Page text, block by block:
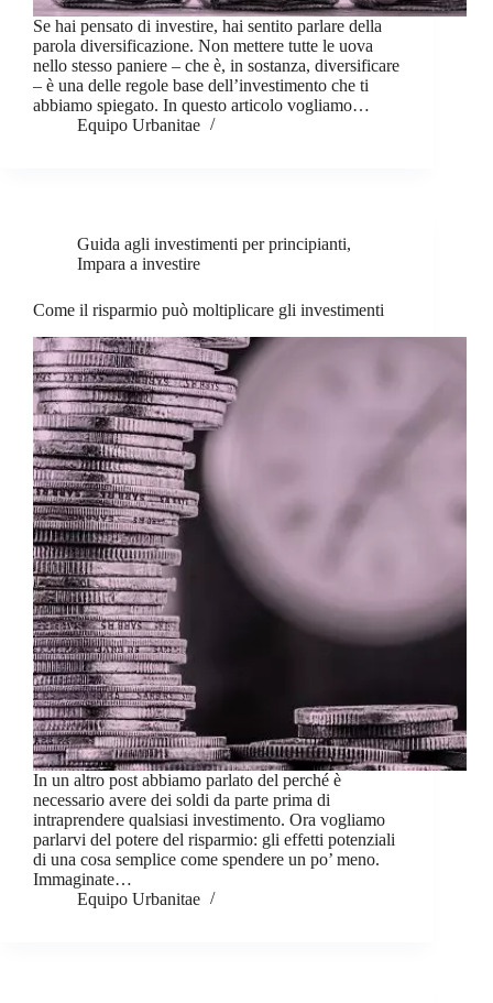
Se hai pensato di investire, hai sentito parlare della
parola diversificazione. Non mettere tutte le uova
nello stesso paniere – che è, in sostanza, diversificare
– è una delle regole base dell’investimento che ti
abbiamo spiegato. In questo articolo vogliamo…
Equipo Urbanitae
Guida agli investimenti per principianti,
Impara a investire
Come il risparmio può moltiplicare gli investimenti
In un altro post abbiamo parlato del perché è
necessario avere dei soldi da parte prima di
intraprendere qualsiasi investimento. Ora vogliamo
parlarvi del potere del risparmio: gli effetti potenziali
di una cosa semplice come spendere un po’ meno.
Immaginate…
Equipo Urbanitae